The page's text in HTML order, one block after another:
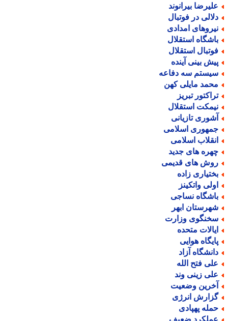
بیرانوند
در فوتبال
امدادی
استقلال
استقلال
بینی آینده
سه دفاعه
مایلی کهن
تبریز
استقلال
تازیانی
اسلامی
اسلامی
های جدید
های قدیمی
زاده
واتکینز
نساجی
ابهر
وزارت
متحده
هوایی
آزاد
فتح الله
زینی وند
وضعیت
انرژی
پهپادی